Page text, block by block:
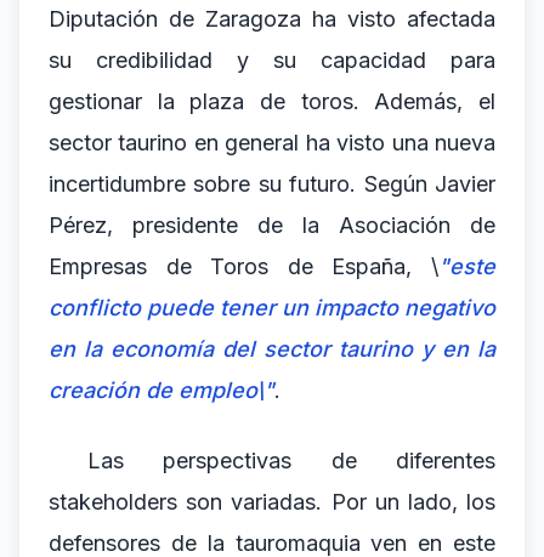
Diputación de Zaragoza ha visto afectada
su credibilidad y su capacidad para
gestionar la plaza de toros. Además, el
sector taurino en general ha visto una nueva
incertidumbre sobre su futuro. Según Javier
Pérez, presidente de la Asociación de
Empresas de Toros de España, \"este
conflicto puede tener un impacto negativo
en la economía del sector taurino y en la
creación de empleo\".
Las perspectivas de diferentes
stakeholders son variadas. Por un lado, los
defensores de la tauromaquia ven en este